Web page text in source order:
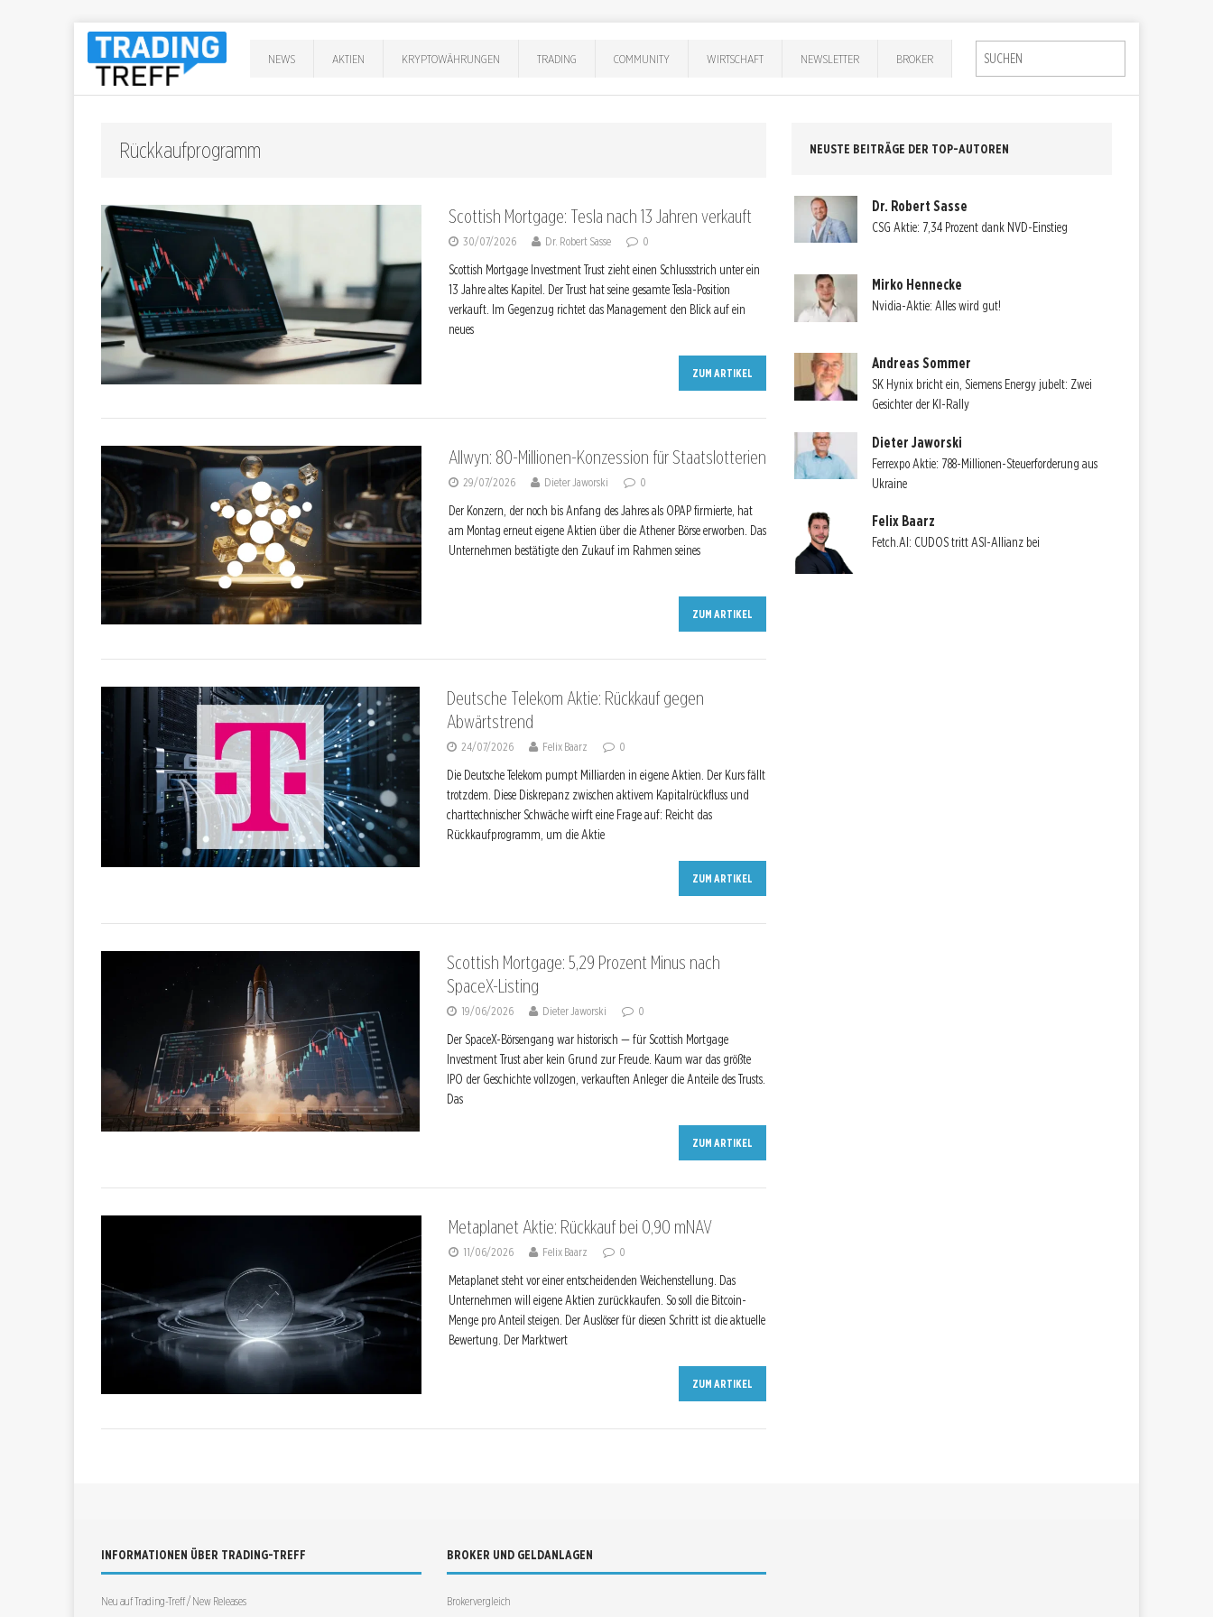
NEWS AKTIEN KRYPTOWÄHRUNGEN TRADING COMMUNITY WIRTSCHAFT NEWSLETTER BROKER
Rückkaufprogramm
Scottish Mortgage: Tesla nach 13 Jahren verkauft
30/07/2026 Dr. Robert Sasse 0
Scottish Mortgage Investment Trust zieht einen Schlussstrich unter ein
13 Jahre altes Kapitel. Der Trust hat seine gesamte Tesla-Position
verkauft. Im Gegenzug richtet das Management den Blick auf ein
neues
ZUM ARTIKEL
Allwyn: 80-Millionen-Konzession für Staatslotterien
29/07/2026 Dieter Jaworski 0
Der Konzern, der noch bis Anfang des Jahres als OPAP firmierte, hat
am Montag erneut eigene Aktien über die Athener Börse erworben. Das
Unternehmen bestätigte den Zukauf im Rahmen seines
ZUM ARTIKEL
Deutsche Telekom Aktie: Rückkauf gegen
Abwärtstrend
24/07/2026 Felix Baarz 0
Die Deutsche Telekom pumpt Milliarden in eigene Aktien. Der Kurs fällt
trotzdem. Diese Diskrepanz zwischen aktivem Kapitalrückfluss und
charttechnischer Schwäche wirft eine Frage auf: Reicht das
Rückkaufprogramm, um die Aktie
ZUM ARTIKEL
Scottish Mortgage: 5,29 Prozent Minus nach
SpaceX-Listing
19/06/2026 Dieter Jaworski 0
Der SpaceX-Börsengang war historisch — für Scottish Mortgage
Investment Trust aber kein Grund zur Freude. Kaum war das größte
IPO der Geschichte vollzogen, verkauften Anleger die Anteile des Trusts.
Das
ZUM ARTIKEL
Metaplanet Aktie: Rückkauf bei 0,90 mNAV
11/06/2026 Felix Baarz 0
Metaplanet steht vor einer entscheidenden Weichenstellung. Das
Unternehmen will eigene Aktien zurückkaufen. So soll die Bitcoin-
Menge pro Anteil steigen. Der Auslöser für diesen Schritt ist die aktuelle
Bewertung. Der Marktwert
ZUM ARTIKEL
NEUSTE BEITRÄGE DER TOP-AUTOREN
Dr. Robert Sasse
CSG Aktie: 7,34 Prozent dank NVD-Einstieg
Mirko Hennecke
Nvidia-Aktie: Alles wird gut!
Andreas Sommer
SK Hynix bricht ein, Siemens Energy jubelt: Zwei
Gesichter der KI-Rally
Dieter Jaworski
Ferrexpo Aktie: 788-Millionen-Steuerforderung aus
Ukraine
Felix Baarz
Fetch.AI: CUDOS tritt ASI-Allianz bei
INFORMATIONEN ÜBER TRADING-TREFF
Neu auf Trading-Treff / New Releases
BROKER UND GELDANLAGEN
Brokervergleich